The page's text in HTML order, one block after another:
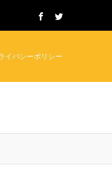
イバシーポリシー